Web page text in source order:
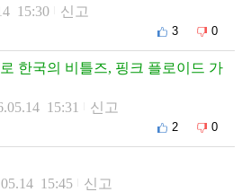
15:30 신고
3 0
한국의 비틀즈, 핑크 플로이드 가
15:31 신고
2 0
15:45 신고